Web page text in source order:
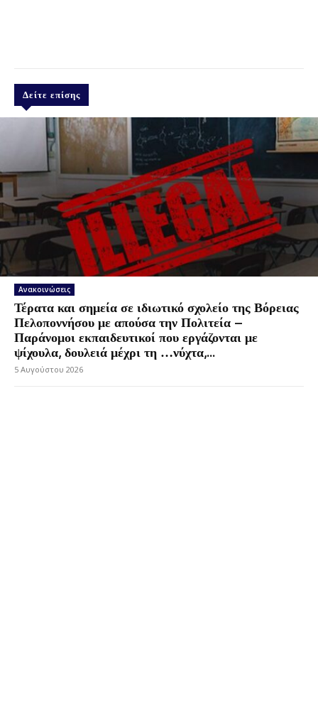
Δείτε επίσης
Ανακοινώσεις
Τέρατα και σημεία σε ιδιωτικό σχολείο της Βόρειας
Πελοποννήσου με απούσα την Πολιτεία –
Παράνομοι εκπαιδευτικοί που εργάζονται με
ψίχουλα, δουλειά μέχρι τη …νύχτα,...
5 Αυγούστου 2026